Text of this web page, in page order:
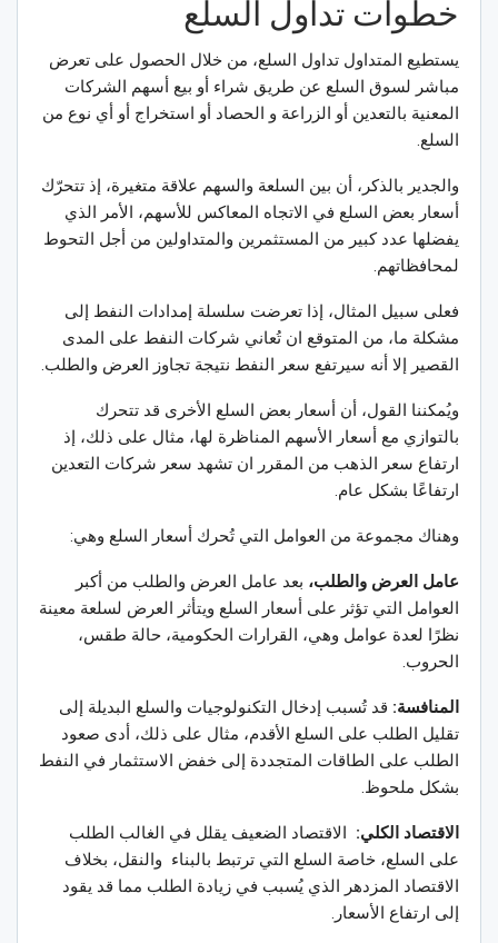
خطوات تداول السلع
يستطيع المتداول تداول السلع، من خلال الحصول على تعرض
مباشر لسوق السلع عن طريق شراء أو بيع أسهم الشركات
المعنية بالتعدين أو الزراعة و الحصاد أو استخراج أو أي نوع من
السلع.
والجدير بالذكر، أن بين السلعة والسهم علاقة متغيرة، إذ تتحرّك
أسعار بعض السلع في الاتجاه المعاكس للأسهم، الأمر الذي
يفضلها عدد كبير من المستثمرين والمتداولين من أجل التحوط
لمحافظاتهم.
فعلى سبيل المثال، إذا تعرضت سلسلة إمدادات النفط إلى
مشكلة ما، من المتوقع ان تُعاني شركات النفط على المدى
القصير إلا أنه سيرتفع سعر النفط نتيجة تجاوز العرض والطلب.
ويُمكننا القول، أن أسعار بعض السلع الأخرى قد تتحرك
بالتوازي مع أسعار الأسهم المناظرة لها، مثال على ذلك، إذ
ارتفاع سعر الذهب من المقرر ان تشهد سعر شركات التعدين
ارتفاعًا بشكل عام.
وهناك مجموعة من العوامل التي تُحرك أسعار السلع وهي:
عامل العرض والطلب، بعد عامل العرض والطلب من أكبر
العوامل التي تؤثر على أسعار السلع ويتأثر العرض لسلعة معينة
نظرًا لعدة عوامل وهي، القرارات الحكومية، حالة طقس،
الحروب.
المنافسة: قد تُسبب إدخال التكنولوجيات والسلع البديلة إلى
تقليل الطلب على السلع الأقدم، مثال على ذلك، أدى صعود
الطلب على الطاقات المتجددة إلى خفض الاستثمار في النفط
بشكل ملحوظ.
الاقتصاد الكلي​: الاقتصاد الضعيف يقلل في الغالب الطلب
على السلع، خاصة السلع التي ترتبط بالبناء والنقل، بخلاف
الاقتصاد المزدهر الذي يُسبب في زيادة الطلب مما قد يقود
إلى ارتفاع الأسعار.